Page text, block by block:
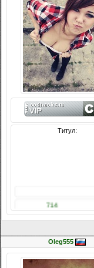
Титул:
Oleg555